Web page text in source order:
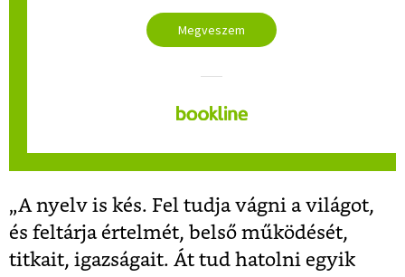
Megveszem
„A nyelv is kés. Fel tudja vágni a világot,
és feltárja értelmét, belső működését,
titkait, igazságait. Át tud hatolni egyik